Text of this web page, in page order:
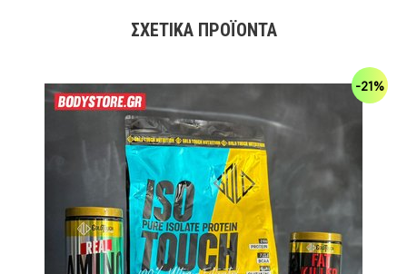
ΣΧΕΤΙΚΆ ΠΡΟΪΌΝΤΑ
-21%